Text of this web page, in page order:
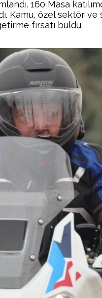
160 Masa
Kamu, özel sektör
fırsatı buldu.